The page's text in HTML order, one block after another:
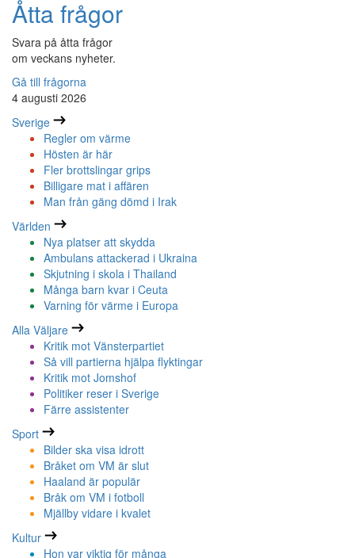
Åtta frågor
Svara på åtta frågor
om veckans nyheter.
Gå till frågorna
4 augusti 2026
Sverige
Regler om värme
Hösten är här
Fler brottslingar grips
Billigare mat i affären
Man från gäng dömd i Irak
Världen
Nya platser att skydda
Ambulans attackerad i Ukraina
Skjutning i skola i Thailand
Många barn kvar i Ceuta
Varning för värme i Europa
Alla Väljare
Kritik mot Vänsterpartiet
Så vill partierna hjälpa flyktingar
Kritik mot Jomshof
Politiker reser i Sverige
Färre assistenter
Sport
Bilder ska visa idrott
Bråket om VM är slut
Haaland är populär
Bråk om VM i fotboll
Mjällby vidare i kvalet
Kultur
Hon var viktig för många